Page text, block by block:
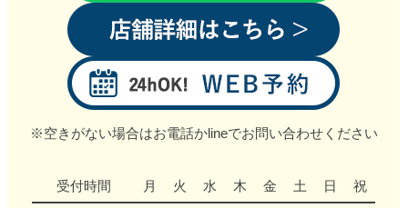
※空きがない場合はお電話かlineでお問い合わせください
受付時間 月 火 水 木 金 土 日 祝